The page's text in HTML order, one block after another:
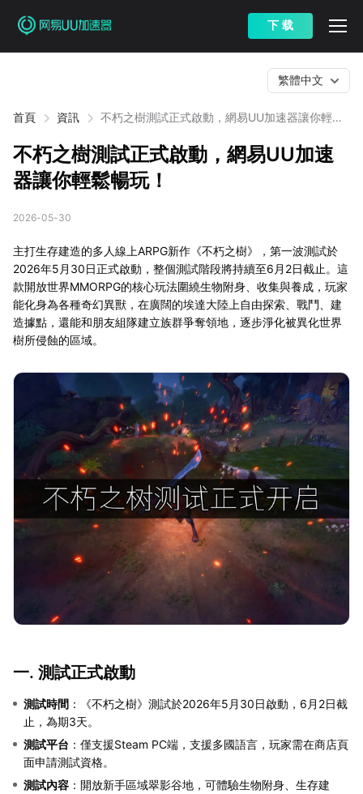
下 载
首頁 資訊
不朽之樹測試正式啟動，網易UU加速器讓你輕鬆
繁體中文
不朽之樹測試正式啟動，網易UU加速
器讓你輕鬆暢玩！
2026-05-30
主打生存建造的多人線上ARPG新作《不朽之樹》，第一波測試於
2026年5月30日正式啟動，整個測試階段將持續至6月2日截止。這
款開放世界MMORPG的核心玩法圍繞生物附身、收集與養成，玩家
能化身為各種奇幻異獸，在廣闊的埃達大陸上自由探索、戰鬥、建
造據點，還能和朋友組隊建立族群爭奪領地，逐步淨化被異化世界
樹所侵蝕的區域。
一. 測試正式啟動
測試時間 ：《不朽之樹》測試於2026年5月30日啟動，6月2日截
止，為期3天。
測試平台 ：僅支援Steam PC端，支援多國語言，玩家需在商店頁
面申請測試資格。
測試內容 ：開放新手區域翠影谷地，可體驗生物附身、生存建